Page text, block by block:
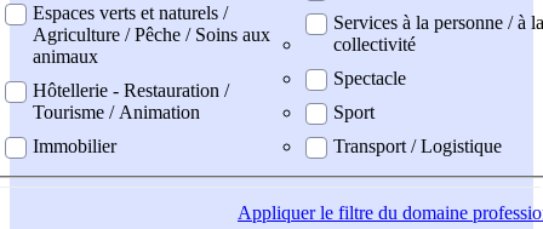
Espaces verts et naturels /
Agriculture / Pêche / Soins aux
animaux
Hôtellerie - Restauration /
Tourisme / Animation
Immobilier
Services à la personne / à la
collectivité
Spectacle
Sport
Transport / Logistique
Appliquerle filtre du domaine